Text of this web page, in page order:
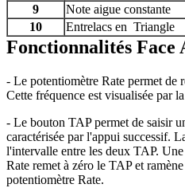
9
Note aigue constante
10
Entrelacs en Triangle
Fonctionnalités Face
- Le potentiomètre Rate permet de
Cette fréquence est visualisée par
- Le bouton TAP permet de saisir
caractérisée par l'appui successif.
l'intervalle entre les deux TAP.
Rate remet à zéro le TAP et
potentiomètre Rate.